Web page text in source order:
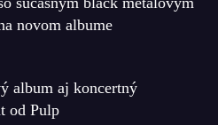
novom albume
album aj koncertný
od Pulp